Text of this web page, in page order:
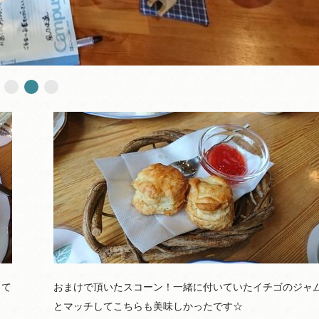
おまけで頂いたスコーン！一緒に付いていたイチゴのジャ
とマッチしてこちらも美味しかったです☆